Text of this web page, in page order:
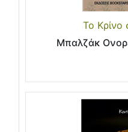
Το Κρίνο
Μπαλζάκ